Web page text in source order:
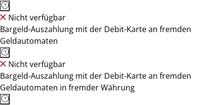
Nicht verfügbar
Bargeld-Auszahlung mit der Debit-Karte an fremden
Geldautomaten
Nicht verfügbar
Bargeld-Auszahlung mit der Debit-Karte an fremden
Geldautomaten in fremder Währung